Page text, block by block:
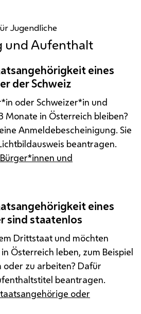
Jugendliche
und Aufenthalt
eines
der Schweiz
oder Schweizer*in und
Monate in Österreich bleiben?
Anmeldebescheinigung. Sie
beantragen.
und
eines
sind staatenlos
Drittstaat und möchten
Österreich leben, zum Beispiel
oder zu arbeiten? Dafür
beantragen.
oder